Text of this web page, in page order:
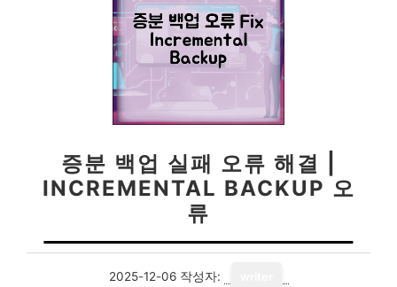
증분 백업 실패 오류 해결 |
INCREMENTAL BACKUP 오
류
2025-12-06 작성자: